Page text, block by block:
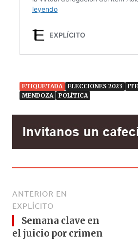
ETIQUETADA ELECCIONES 2023
MENDOZA
POLÍTICA
ANTERIOR EN
EXPLÍCITO
Semana clave en
el juicio por crimen